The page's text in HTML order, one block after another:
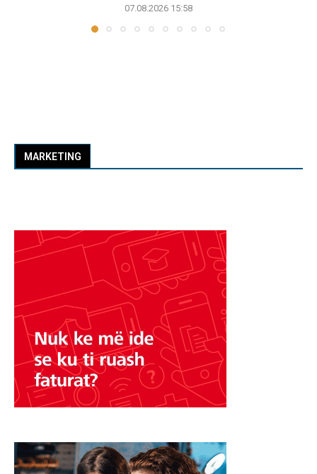
07.08.2026 15:58
MARKETING